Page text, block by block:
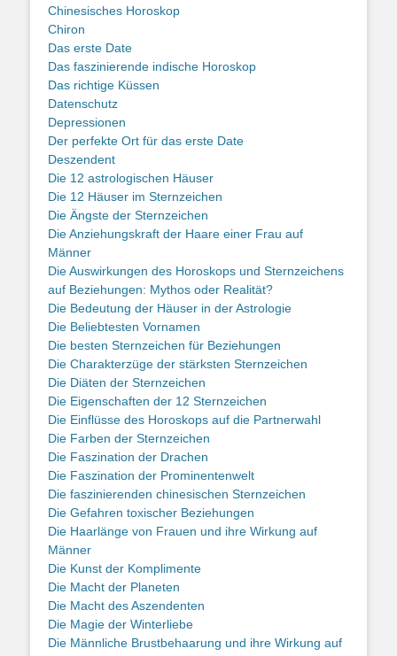
Chinesisches Horoskop
Chiron
Das erste Date
Das faszinierende indische Horoskop
Das richtige Küssen
Datenschutz
Depressionen
Der perfekte Ort für das erste Date
Deszendent
Die 12 astrologischen Häuser
Die 12 Häuser im Sternzeichen
Die Ängste der Sternzeichen
Die Anziehungskraft der Haare einer Frau auf
Männer
Die Auswirkungen des Horoskops und Sternzeichens
auf Beziehungen: Mythos oder Realität?
Die Bedeutung der Häuser in der Astrologie
Die Beliebtesten Vornamen
Die besten Sternzeichen für Beziehungen
Die Charakterzüge der stärksten Sternzeichen
Die Diäten der Sternzeichen
Die Eigenschaften der 12 Sternzeichen
Die Einflüsse des Horoskops auf die Partnerwahl
Die Farben der Sternzeichen
Die Faszination der Drachen
Die Faszination der Prominentenwelt
Die faszinierenden chinesischen Sternzeichen
Die Gefahren toxischer Beziehungen
Die Haarlänge von Frauen und ihre Wirkung auf
Männer
Die Kunst der Komplimente
Die Macht der Planeten
Die Macht des Aszendenten
Die Magie der Winterliebe
Die Männliche Brustbehaarung und ihre Wirkung auf